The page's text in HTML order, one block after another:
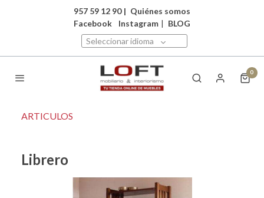
957 59 12 90 | Quiénes somos
Facebook
Instagram | BLOG
Seleccionar idioma
0
ARTICULOS
Librero